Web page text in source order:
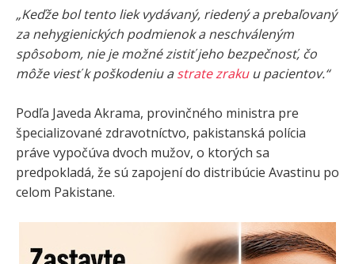
„Keďže bol tento liek vydávaný, riedený a prebaľovaný
za nehygienických podmienok a neschváleným
spôsobom, nie je možné zistiť jeho bezpečnosť, čo
môže viesť k poškodeniu astrate zrakuu pacientov.“
Podľa Javeda Akrama, provinčného ministra pre
špecializované zdravotníctvo, pakistanská polícia
práve vypočúva dvoch mužov, o ktorých sa
predpokladá, že sú zapojení do distribúcie Avastinu po
celom Pakistane.